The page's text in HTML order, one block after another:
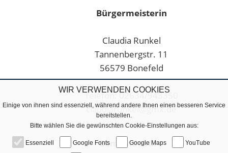
Bürgermeisterin
Claudia Runkel
Tannenbergstr. 11
56579 Bonefeld
Telefon: 02634/943350
claudiarunkel@gmx.de
Gemeindebüro
WIR VERWENDEN COOKIES
Einige von ihnen sind essenziell, während andere Ihnen einen besseren Service
bereitstellen.
Bitte wählen Sie die gewünschten Cookie-Einstellungen aus:
Essenziell Google Fonts Google Maps YouTube